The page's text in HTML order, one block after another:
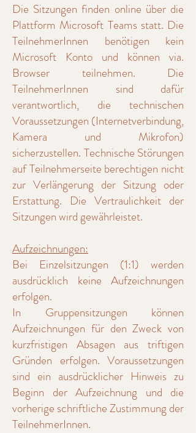
Die Sitzungen finden online über die
Plattform Microsoft Teams statt. Die
TeilnehmerInnen benötigen kein
Microsoft Konto und können via.
Browser teilnehmen. Die
TeilnehmerInnen sind dafür
verantwortlich, die technischen
Voraussetzungen (Internetverbindung,
Kamera und Mikrofon)
sicherzustellen. Technische Störungen
auf Teilnehmerseite berechtigen nicht
zur Verlängerung der Sitzung oder
Erstattung. Die Vertraulichkeit der
Sitzungen wird gewährleistet.
Aufzeichnungen:
Bei Einzelsitzungen (1:1) werden
ausdrücklich keine Aufzeichnungen
erfolgen.
In Gruppensitzungen können
Aufzeichnungen für den Zweck von
kurzfristigen Absagen aus triftigen
Gründen erfolgen. Voraussetzungen
sind ein ausdrücklicher Hinweis zu
Beginn der Aufzeichnung und die
vorherige schriftliche Zustimmung der
TeilnehmerInnen.